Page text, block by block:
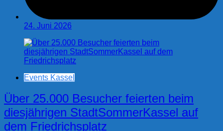
24. Juni 2026
Events Kassel
Über 25.000 Besucher feierten beim
diesjährigen StadtSommerKassel auf
dem Friedrichsplatz